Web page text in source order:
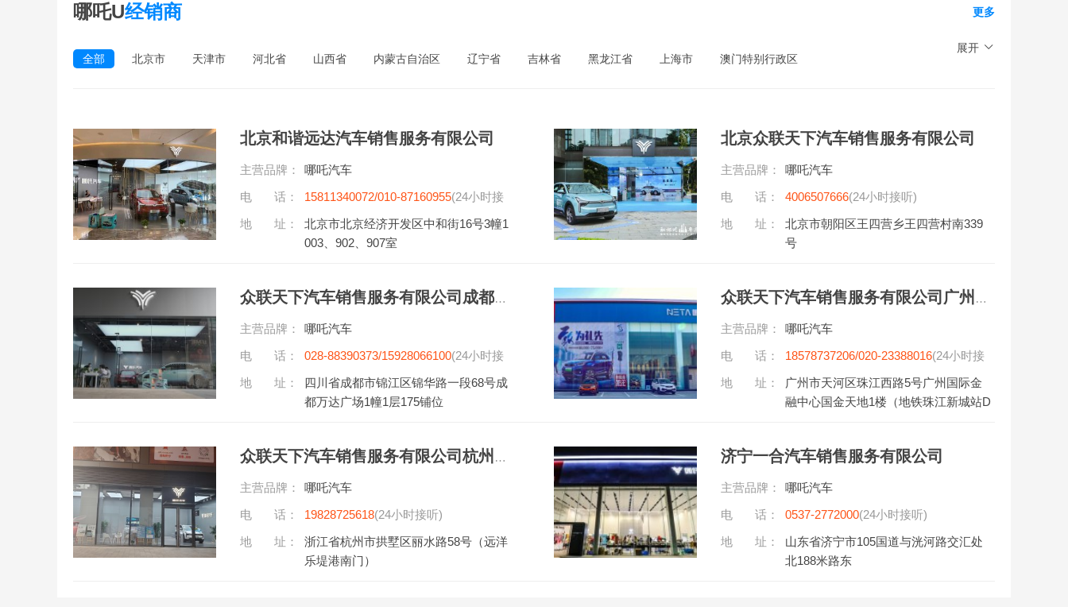
哪吒U经销商 更多
展开
全部
北京市 天津市 河北省 山西省 内蒙古自治区 辽宁省 吉林省 黑龙江省 上海市 澳门特别行政区
北京和谐远达汽车销售服务有限公司
主营品牌：
哪吒汽车
电 话：
15811340072/010-87160955(24小时接
听)
地 址：
北京市北京经济开发区中和街16号3幢1
003、902、907室
北京众联天下汽车销售服务有限公司
主营品牌：
哪吒汽车
电 话：
4006507666(24小时接听)
地 址：
北京市朝阳区王四营乡王四营村南339
号
众联天下汽车销售服务有限公司成都分公司
主营品牌：
哪吒汽车
电 话：
028-88390373/15928066100(24小时接
听)
地 址：
四川省成都市锦江区锦华路一段68号成
都万达广场1幢1层175铺位
众联天下汽车销售服务有限公司广州分公司
主营品牌：
哪吒汽车
电 话：
18578737206/020-23388016(24小时接
听)
地 址：
广州市天河区珠江西路5号广州国际金
融中心国金天地1楼（地铁珠江新城站D
众联天下汽车销售服务有限公司杭州分公司
主营品牌：
哪吒汽车
电 话：
19828725618(24小时接听)
地 址：
浙江省杭州市拱墅区丽水路58号（远洋
乐堤港南门）
济宁一合汽车销售服务有限公司
主营品牌：
哪吒汽车
电 话：
0537-2772000(24小时接听)
地 址：
山东省济宁市105国道与洸河路交汇处
北188米路东